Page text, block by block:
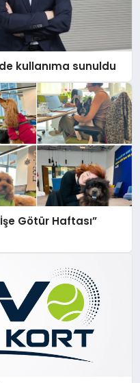
kullanıma sunuldu
Götür Haftası”